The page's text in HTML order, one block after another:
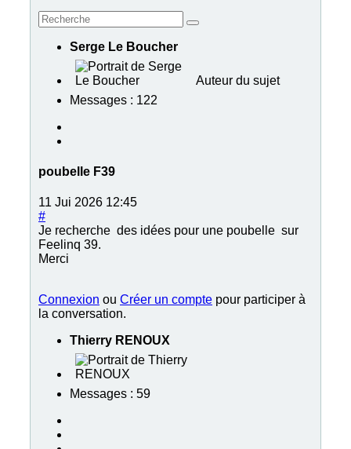
Serge Le Boucher
Auteur du sujet
Messages : 122
poubelle F39
11 Jui 2026 12:45
#
Je recherche des idées pour une poubelle sur
Feelinq 39.
Merci
Connexion ou Créer un compte pour participer à
la conversation.
Thierry RENOUX
Messages : 59